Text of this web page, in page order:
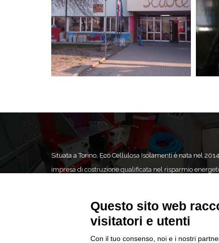
Situata a Torino, Eco Cellulosa Isolamenti è nata nel
impresa di costruzione qualificata nel risparmio
fidati collaboratori per ottenere la massima
Privacy Policy|Informazioni Legali
Questo sito web
visitatori e utenti
Con il tuo consenso, noi e i nostri